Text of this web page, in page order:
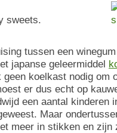
sweets.
tussen een
japanse geleermiddel
koelkast nodig om
er dus echt op
een aantal kinderen
Maar
meer in stikken en